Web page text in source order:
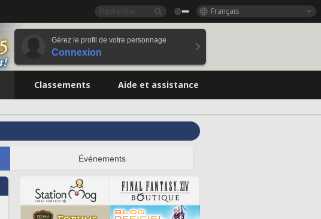
Français
Gérez le profil de votre personnage
Connexion
Classements Aide et assistance
Événements